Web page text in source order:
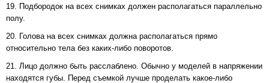
19. Подбородок на всех снимках должен располагаться параллельно
полу.
20. Голова на всех снимках должна располагаться прямо
относительно тела без каких-либо поворотов.
21. Лицо должно быть расслаблено. Обычно у моделей в напряжении
находятся губы. Перед съемкой лучше проделать какое-либо